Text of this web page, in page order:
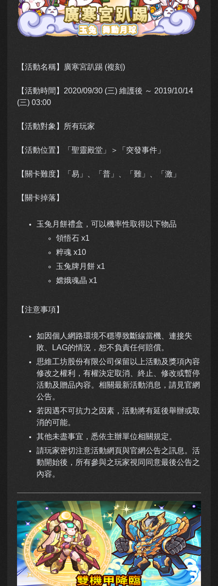
【活動名稱】廣寒宮趴踢 (複刻)
【活動時間】2020/09/30 (三) 維護後 ～ 2019/10/14
(三) 03:00
【活動對象】所有玩家
【活動位置】「聖靈殿堂」＞「突發事件」
【關卡難度】「易」、「普」、「難」、「激」
【關卡掉落】
玉兔月餅禮盒，可以機率性取得以下物品
領悟石 x1
粹魂 x10
玉兔牌月餅 x1
嫦娥魂晶 x1
【注意事項】
如因個人網路環境不穩導致斷線當機、連接失
敗、LAG的情況，恕不負責任何賠償。
思維工坊股份有限公司保留以上活動及獎項內容
修改之權利，有權決定取消、終止、修改或暫停
活動及贈品內容。相關最新活動消息，請見官網
公告。
若因遇不可抗力之因素，活動將有延後舉辦或取
消的可能。
其他未盡事宜，悉依主辦單位相關規定。
請玩家密切注意活動網頁與官網公告之訊息。活
動開始後，所有參與之玩家視同同意最後公告之
內容。